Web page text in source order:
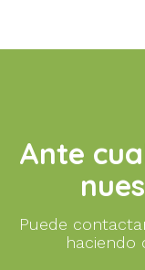
Ante
Puede
haciendo